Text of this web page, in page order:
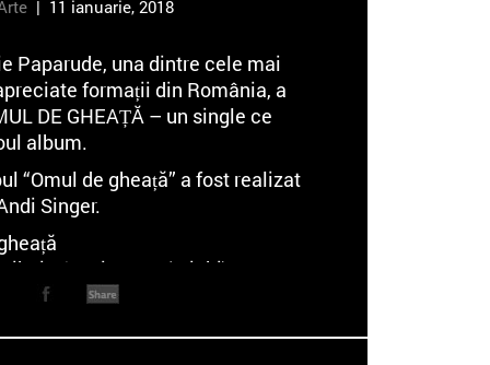
| 11 ianuarie, 2018
Paparude, una dintre cele mai
formații din România, a
DE GHEAȚĂ – un single ce
album.
“Omul de gheață” a fost realizat
Singer.
Câmpineanu (Michi)
Marius Andrei (BeanMC)
Andi Singer